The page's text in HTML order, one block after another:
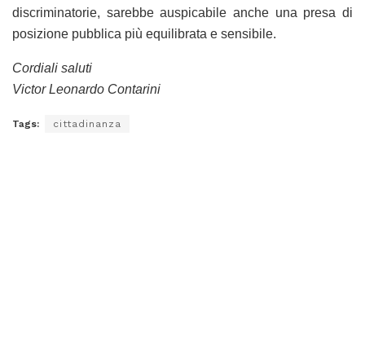
discriminatorie, sarebbe auspicabile anche una presa di
posizione pubblica più equilibrata e sensibile.
Cordiali saluti
Victor Leonardo Contarini
Tags: cittadinanza